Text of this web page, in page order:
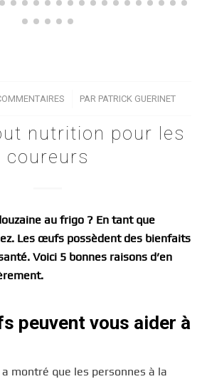
/ PAR PATRICK GUERINET
nutrition pour les
coureurs
au frigo ? En tant que
Les œufs possèdent des bienfaits
Voici 5 bonnes raisons d’en
peuvent vous aider à
montré que les personnes à la